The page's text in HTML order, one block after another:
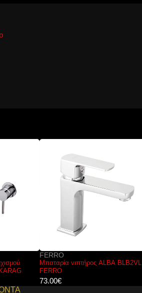
νιπτήρος ALBA BLB2VL
Κεφαλή
PRAXIS